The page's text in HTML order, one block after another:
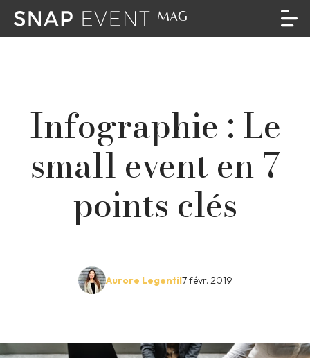
Infographie : Le
small event en 7
points clés
7 févr. 2019
Aurore Legentil